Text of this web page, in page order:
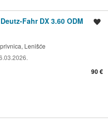
Fahr DX 3.60 ODM
Lenišće
90 €